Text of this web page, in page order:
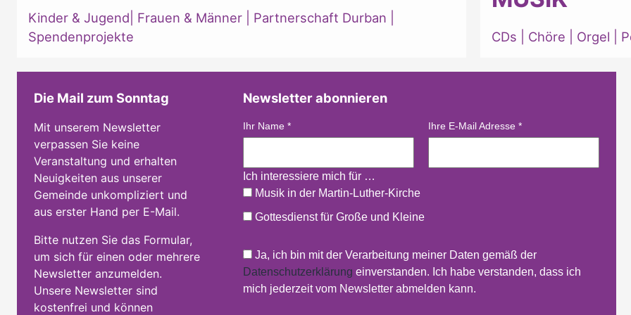
Kinder & Jugend Frauen & Männer Partnerschaft Durban
Spendenprojekte
CDs Chöre Orgel
Die Mail zum Sonntag
Mit unserem Newsletter
verpassen Sie keine
Veranstaltung und erhalten
Neuigkeiten aus unserer
Gemeinde unkompliziert und
aus erster Hand per E-Mail.
Bitte nutzen Sie das Formular,
um sich für einen oder mehrere
Newsletter anzumelden.
Unsere Newsletter sind
kostenfrei und können
Newsletter abonnieren
Ihr Name * Ihre E-Mail Adresse *
Ich interessiere mich für …
Musik in der Martin-Luther-Kirche
Gottesdienst für Große und Kleine
Ja, ich bin mit der Verarbeitung meiner Daten gemäß der
Datenschutzerklärung einverstanden. Ich habe verstanden, dass ich
mich jederzeit vom Newsletter abmelden kann.